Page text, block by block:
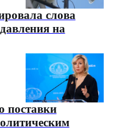
слова
на
поставки